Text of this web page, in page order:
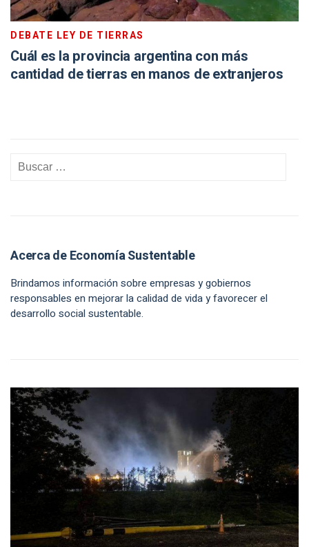
DEBATE LEY DE TIERRAS
Cuál es la provincia argentina con más
cantidad de tierras en manos de extranjeros
Acerca de Economía Sustentable
Brindamos información sobre empresas y gobiernos
responsables en mejorar la calidad de vida y favorecer el
desarrollo social sustentable.